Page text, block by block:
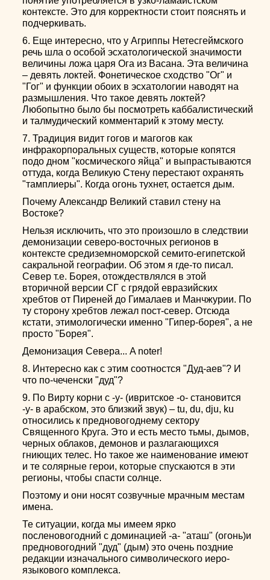
контексте. Это для корректности стоит пояснять и
подчеркивать.
6. Еще интересно, что у Агриппы Нетесгеймского
речь шла о особой эсхатологической значимости
величины ложа царя Ога из Васана. Эта величина
– девять локтей. Фонетическое сходство "Ог" и
"Гог" и функции обоих в эсхатологии наводят на
размышления. Что такое девять локтей?
Любопытно было бы посмотреть каббалистический
и талмудический комментарий к этому месту.
7. Традиция видит гогов и магогов как
инфракорпоральных существ, которые копятся
подо дном "космического яйца" и выпрастываются
оттуда, когда Великую Стену перестают охранять
"тамплиеры". Когда огонь тухнет, остается дым.
Почему Александр Великий ставил стену на
Востоке?
Нельзя исключить, что это произошло в следствии
демонизации северо-восточных регионов в
контексте средиземноморской семито-египетской
сакральной географии. Об этом я где-то писал.
Север т.е. Борея, отождествлялся в этой
вторичной версии СГ с грядой евразийских
хребтов от Пиреней до Гималаев и Манчжурии. По
ту сторону хребтов лежал пост-север. Отсюда
кстати, этимологически именно "Гипер-борея", а не
просто "Борея".
Демонизация Севера... A noter!
8. Интересно как с этим соотностся "Дуд-аев"? И
что по-чеченски "дуд"?
9. По Вирту корни с -у- (ивритское -о- становится
-у- в арабском, это близкий звук) – tu, du, dju, ku
относились к предновогоднему сектору
Священного Круга. Это и есть место тьмы, дымов,
черных облаков, демонов и разлагающихся
гниющих телес. Но такое же наименование имеют
и те солярные герои, которые спускаются в эти
регионы, чтобы спасти солнце.
Поэтому и они носят созвучные мрачным местам
имена.
Те ситуации, когда мы имеем ярко
посленовогодний с доминацией -а- "аташ" (огонь)и
предновогодний "дуд" (дым) это очень поздние
редакции изначального символического иеро-
языкового комплекса.